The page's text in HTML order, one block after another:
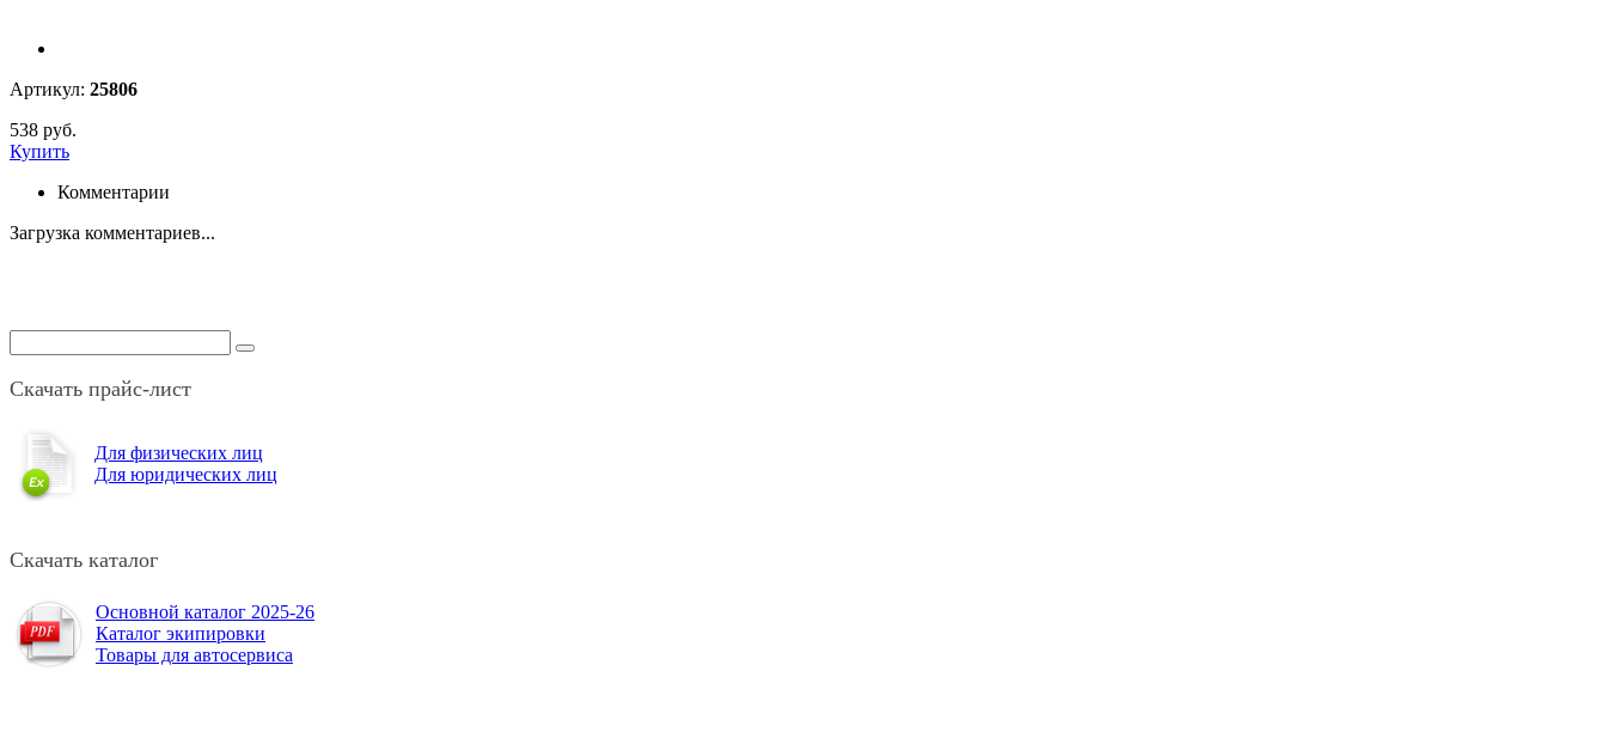
Артикул: 25806
538 руб.
Купить
Комментарии
Загрузка комментариев...
Скачать прайс-лист
Для физических лиц
Для юридических лиц
Скачать каталог
Основной каталог 2025-26
Каталог экипировки
Товары для автосервиса